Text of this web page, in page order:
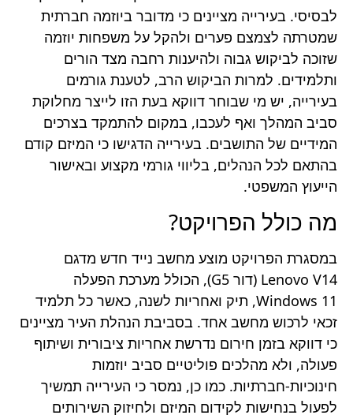
לבסיסי. בעירייה מציינים כי מדובר ביוזמה חברתית
שמטרתה לצמצם פערים ולהקל על משפחות יוזמה
שזוכה לביקוש גבוה ולהיענות רחבה מצד הורים
ותלמידים. למרות הביקוש הרב, לטענת גורמים
בעירייה, יש מי שבוחר דווקא בעת הזו לייצר מחלוקת
סביב המהלך ואף לעכבו, במקום להתמקד בצרכים
המידיים של התושבים. בעירייה הדגישו כי המיזם קודם
בהתאם לכל הנהלים, בליווי גורמי מקצוע ובאישור
הייעוץ המשפטי.
מה כולל הפרויקט?
במסגרת הפרויקט מוצע מחשב נייד חדש מדגם
Lenovo V14 (דור G5), הכולל מערכת הפעלה
Windows 11, תיק ואחריות לשנה, כאשר כל תלמיד
זכאי לרכוש מחשב אחד. בסביבת הנהלת העיר מציינים
כי דווקא בזמן חירום נדרשת אחריות ציבורית ושיתוף
פעולה, ולא מהלכים פוליטיים סביב יוזמות
חינוכיות-חברתיות. כמו כן, נמסר כי העירייה תמשיך
לפעול בנחישות לקידום המיזם ולחיזוק השירותים